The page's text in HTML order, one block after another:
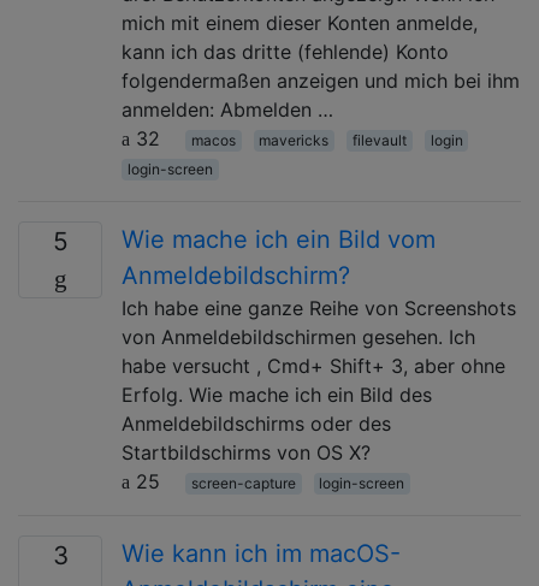
mich mit einem dieser Konten anmelde,
kann ich das dritte (fehlende) Konto
folgendermaßen anzeigen und mich bei ihm
anmelden: Abmelden …
32
macos mavericks filevault
login
login-screen
5
Wie mache ich ein Bild vom
Anmeldebildschirm?
Ich habe eine ganze Reihe von Screenshots
von Anmeldebildschirmen gesehen. Ich
habe versucht , Cmd+ Shift+ 3, aber ohne
Erfolg. Wie mache ich ein Bild des
Anmeldebildschirms oder des
Startbildschirms von OS X?
25
screen-capture login-screen
3
Wie kann ich im macOS-